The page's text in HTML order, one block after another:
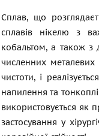
Сплав, що
сплавів нікелю з
кобальтом, а також з
численних металевих
чистоти, і
напилення та
використовується як
застосування у